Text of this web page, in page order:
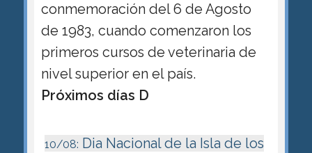
conmemoración del 6 de Agosto
de 1983, cuando comenzaron los
primeros cursos de veterinaria de
nivel superior en el país.
Próximos días D
10/08: Dia Nacional de la Isla de los